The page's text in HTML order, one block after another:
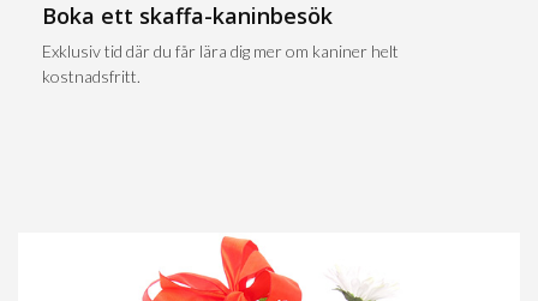
Boka ett skaffa-kaninbesök
Exklusiv tid där du får lära dig mer om kaniner helt
kostnadsfritt.